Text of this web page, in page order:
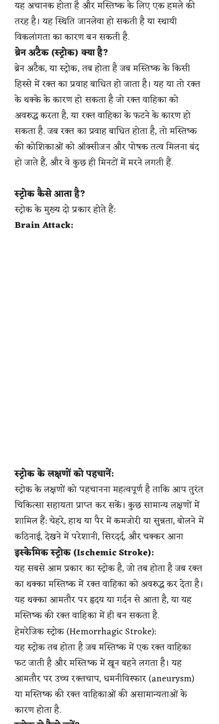
यह अचानक होता है और मस्तिष्क के लिए एक हमले की
तरह है। यह स्थिति जानलेवा हो सकती है या स्थायी
विकलांगता का कारण बन सकती है.
ब्रेन अटैक (स्ट्रोक) क्या है?
ब्रेन अटैक, या स्ट्रोक, तब होता है जब मस्तिष्क के किसी
हिस्से में रक्त का प्रवाह बाधित हो जाता है। यह या तो रक्त
के थक्के के कारण हो सकता है जो रक्त वाहिका को
अवरुद्ध करता है, या रक्त वाहिका के फटने के कारण हो
सकता है. जब रक्त का प्रवाह बाधित होता है, तो मस्तिष्क
की कोशिकाओं को ऑक्सीजन और पोषक तत्व मिलना बंद
हो जाते हैं, और वे कुछ ही मिनटों में मरने लगती हैं.
स्ट्रोक कैसे आता है?
स्ट्रोक के मुख्य दो प्रकार होते हैं:
Brain Attack:
स्ट्रोक के लक्षणों को पहचानें:
स्ट्रोक के लक्षणों को पहचानना महत्वपूर्ण है ताकि आप तुरंत
चिकित्सा सहायता प्राप्त कर सकें। कुछ सामान्य लक्षणों में
शामिल हैं: चेहरे, हाथ या पैर में कमजोरी या सुन्नता, बोलने में
कठिनाई, देखने में परेशानी, सिरदर्द, और चक्कर आना
इस्केमिक स्ट्रोक (Ischemic Stroke):
यह सबसे आम प्रकार का स्ट्रोक है, जो तब होता है जब रक्त
का थक्का मस्तिष्क में रक्त वाहिका को अवरुद्ध कर देता है।
यह थक्का आमतौर पर हृदय या गर्दन से आता है, या यह
मस्तिष्क की रक्त वाहिका में ही बन सकता है.
हेमरेजिक स्ट्रोक (Hemorrhagic Stroke):
यह स्ट्रोक तब होता है जब मस्तिष्क में एक रक्त वाहिका
फट जाती है और मस्तिष्क में खून बहने लगता है। यह
आमतौर पर उच्च रक्तचाप, धमनीविस्फार (aneurysm)
या मस्तिष्क की रक्त वाहिकाओं की असामान्यताओं के
कारण होता है.